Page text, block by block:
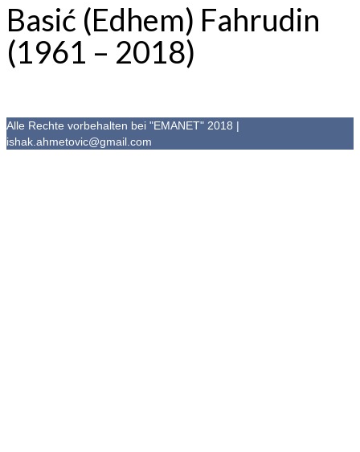
Basić (Edhem) Fahrudin
(1961 – 2018)
Alle Rechte vorbehalten bei "EMANET" 2018 |
ishak.ahmetovic@gmail.com